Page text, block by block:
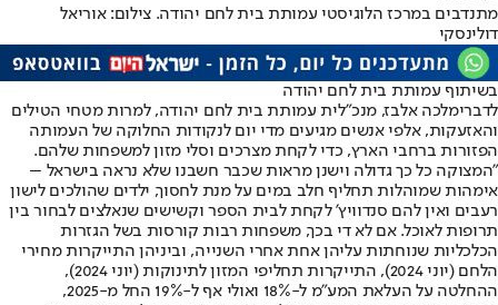
מתנדבים במרכז הלוגיסטי עמותת בית לחם יהודה. צילום: אוריאל
דולינסקי
בשיתוף עמותת בית לחם יהודה
לדברימלכה אלבז, מנכ"לית עמותת בית לחם יהודה, למרות מטחי הטילים
והאזעקות, אלפי אנשים מגיעים מדי יום לנקודות החלוקה של העמותה
הפזורות ברחבי הארץ, כדי לקחת מצרכים וסלי מזון למשפחות שלהם.
"המצוקה כל כך גדולה וישנן מראות שכבר חשבנו שלא נראה בישראל –
אימהות שמוהלות תחליף חלב במים על מנת לחסוך, ילדים שהולכים לישון
רעבים ואין להם סנדוויץ' לקחת לבית הספר וקשישים שנאלצים לבחור בין
תרופות לאוכל. אם לא די בכך, משפחות רבות קורסות בשל הגזרות
הכלכליות שנוחתות עליהן אחת אחרי השנייה, וביניהן התייקרות מחירי
הלחם (יוני 2024), התייקרות תחליפי המזון לתינוקות (יוני 2024),
ההחלטה על העלאת המע"מ ל-18% ואולי אף ל-19% החל מ-2025,